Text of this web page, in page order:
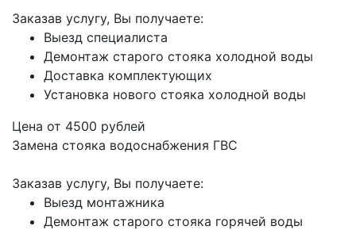
Заказав услугу, Вы получаете:
Выезд специалиста
Демонтаж старого стояка холодной воды
Доставка комплектующих
Установка нового стояка холодной воды
Цена от 4500 рублей
Замена стояка водоснабжения ГВС
Заказав услугу, Вы получаете:
Выезд монтажника
Демонтаж старого стояка горячей воды